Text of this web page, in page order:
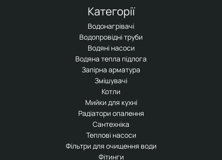
Категорії
Водонагрівачі
Водопровідні труби
Водяні насоси
Водяна тепла підлога
Запірна арматура
Змішувачі
Котли
Мийки для кухні
Радіатори опалення
Сантехніка
Теплові насоси
Фільтри для очищення води
Фітинги